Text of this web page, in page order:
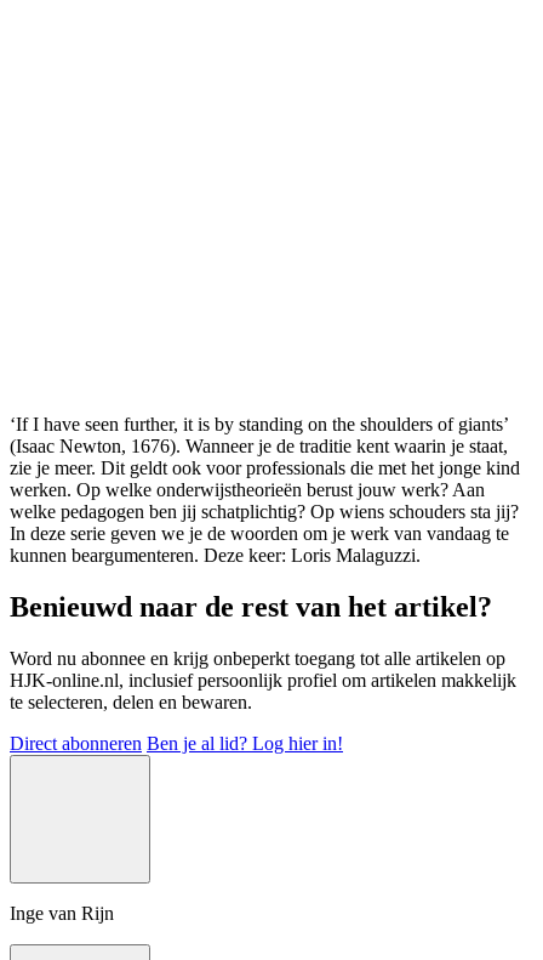
‘If I have seen further, it is by standing on the shoulders of giants’
(Isaac Newton, 1676). Wanneer je de traditie kent waarin je staat,
zie je meer. Dit geldt ook voor professionals die met het jonge kind
werken. Op welke onderwijstheorieën berust jouw werk? Aan
welke pedagogen ben jij schatplichtig? Op wiens schouders sta jij?
In deze serie geven we je de woorden om je werk van vandaag te
kunnen beargumenteren. Deze keer: Loris Malaguzzi.
Benieuwd naar de rest van het artikel?
Word nu abonnee en krijg onbeperkt toegang tot alle artikelen op
HJK-online.nl, inclusief persoonlijk profiel om artikelen makkelijk
te selecteren, delen en bewaren.
Direct abonneren Ben je al lid? Log hier in!
Inge van Rijn